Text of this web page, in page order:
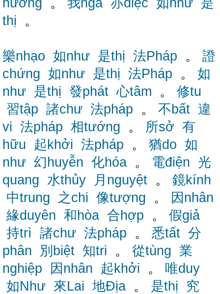
hướng 。 我ngã 亦diệc 如như 是
thị 。
樂nhạo 如như 是thị 法Pháp 。 證
chứng 如như 是thị 法Pháp 。 如
như 是thị 發phát 心tâm 。 修tu
習tập 諸chư 法pháp 。 不bất 違
vi 法pháp 相tướng 。 所sở 有
hữu 起khởi 法pháp 。 猶do 如
như 幻huyễn 化hóa 。 電điện 光
quang 水thủy 月nguyệt 。 鏡kính
中trung
之chi 像tượng 。
因nhân
緣duyên 和hòa 合hợp 。 假giả
持trì 諸chư 法pháp 。 悉tất 分
phân
別biệt 知tri 。 從tùng 業
nghiệp
因nhân 起khởi 。 唯duy
如Như 來Lai 地Địa 。 是thị
究